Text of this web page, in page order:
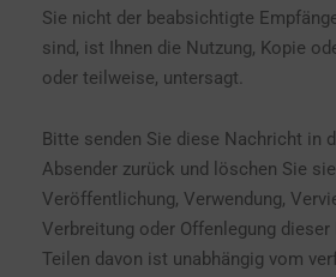
Sie nicht der beabsichtigte
sind, ist Ihnen die Nutzung, Kopie
oder teilweise, untersagt.
Bitte senden Sie diese Nachricht in
Absender zurück und löschen Sie
Veröffentlichung, Verwendung,
Verbreitung oder Offenlegung
Teilen davon ist unabhängig vom